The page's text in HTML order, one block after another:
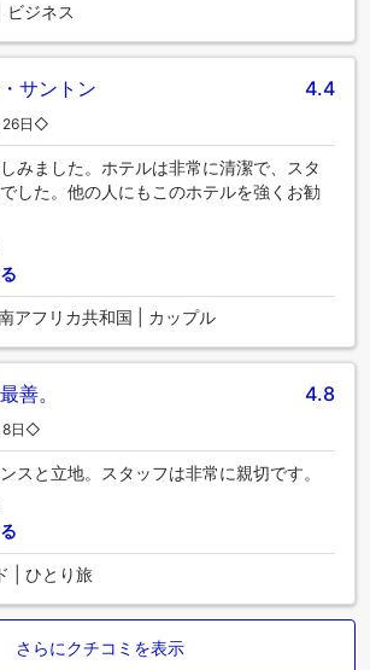
ビジネス
サントン 4.4
26日◇
みました。ホテルは非常に清潔で、スタ
した。他の人にもこのホテルを強くお勧
アフリカ共和国 | カップル
善。 4.8
8日◇
スと立地。スタッフは非常に親切です。
| ひとり旅
さらにクチコミを表示